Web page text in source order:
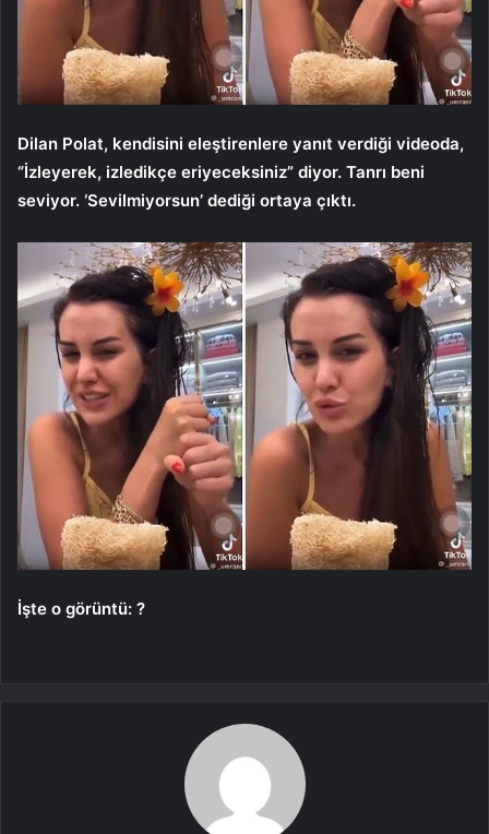
Dilan Polat, kendisini eleştirenlere yanıt verdiği videoda,
“İzleyerek, izledikçe eriyeceksiniz” diyor. Tanrı beni
seviyor. ‘Sevilmiyorsun’ dediği ortaya çıktı.
İşte o görüntü: ?